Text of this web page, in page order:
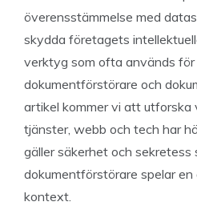
överensstämmelse med
skydda företagets
verktyg som ofta används
dokumentförstörare och
artikel kommer vi att utforska
tjänster, webb och tech har
gäller säkerhet och sekretess
dokumentförstörare spelar en
kontext.